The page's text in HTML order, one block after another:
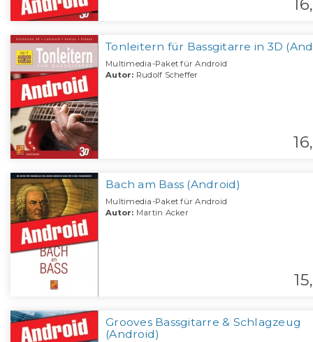
16,
Tonleitern für Bassgitarre in 3D
Multimedia-Paket für Android
Autor: Rudolf Scheffer
16,
Bach am Bass (Android)
Multimedia-Paket für Android
Autor: Martin Acker
15,
Grooves Bassgitarre & Schlagzeug
(Android)